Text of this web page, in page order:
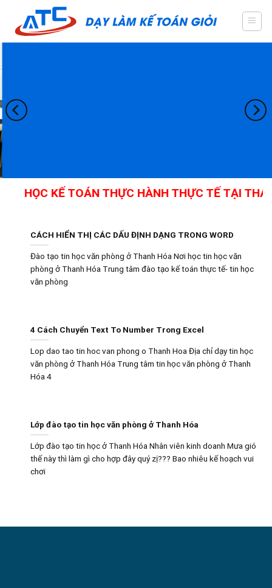
content
HỌC KẾ TOÁN THỰC HÀNH THỰC TẾ TẠI
CÁCH HIỂN THỊ CÁC DẤU ĐỊNH DẠNG TRONG WORD
Đào tạo tin học văn phòng ở Thanh Hóa Nơi học tin học văn
phòng ở Thanh Hóa Trung tâm đào tạo kế toán thực tế- tin học
văn phòng
4 Cách Chuyển Text To Number Trong Excel
Lop dao tao tin hoc van phong o Thanh Hoa Địa chỉ dạy tin học
văn phòng ở Thanh Hóa Trung tâm tin học văn phòng ở Thanh
Hóa 4
Lớp đào tạo tin học văn phòng ở Thanh Hóa
Lớp đào tạo tin học ở Thanh Hóa Nhân viên kinh doanh Mưa gió
thế này thì làm gì cho hợp đây quý zị??? Bao nhiêu kế hoạch vui
chơi